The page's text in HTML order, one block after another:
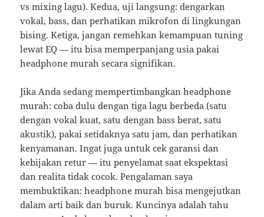
vs mixing lagu). Kedua, uji langsung: dengarkan
vokal, bass, dan perhatikan mikrofon di lingkungan
bising. Ketiga, jangan remehkan kemampuan tuning
lewat EQ — itu bisa memperpanjang usia pakai
headphone murah secara signifikan.
Jika Anda sedang mempertimbangkan headphone
murah: coba dulu dengan tiga lagu berbeda (satu
dengan vokal kuat, satu dengan bass berat, satu
akustik), pakai setidaknya satu jam, dan perhatikan
kenyamanan. Ingat juga untuk cek garansi dan
kebijakan retur — itu penyelamat saat ekspektasi
dan realita tidak cocok. Pengalaman saya
membuktikan: headphone murah bisa mengejutkan
dalam arti baik dan buruk. Kuncinya adalah tahu